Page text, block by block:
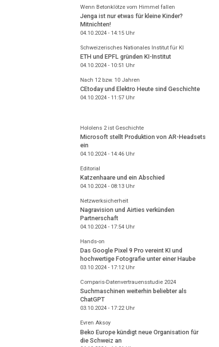
Wenn Betonklötze vom Himmel fallen
Jenga ist nur etwas für kleine Kinder?
Mitnichten!
04.10.2024 - 14:15Uhr
Schweizerisches Nationales Institut für KI
ETH und EPFL gründen KI-Institut
04.10.2024 - 10:51 Uhr
Nach 12 bzw. 10 Jahren
CEtoday und Elektro Heute sind Geschichte
04.10.2024 - 11:57Uhr
Hololens 2 ist Geschichte
Microsoft stellt Produktion von AR-Headsets
ein
04.10.2024 - 14:46Uhr
Editorial
Katzenhaare und ein Abschied
04.10.2024 - 08:13Uhr
Netzwerksicherheit
Nagravision und Airties verkünden
Partnerschaft
04.10.2024 - 17:54Uhr
Hands-on
Das Google Pixel 9 Pro vereint KI und
hochwertige Fotografie unter einer Haube
03.10.2024 - 17:12Uhr
Comparis-Datenvertrauensstudie 2024
Suchmaschinen weiterhin beliebter als
ChatGPT
03.10.2024 - 17:22Uhr
Evren Aksoy
Beko Europe kündigt neue Organisation für
die Schweiz an